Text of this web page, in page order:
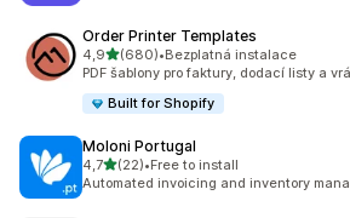
Order Printer Templates
4,9z 5 hvězd
(680)
Celkový počet recenzí: 680
•Bezplatná instalace
PDF šablony pro faktury, dodací listy a
Built for Shopify
Moloni Portugal
4,7z 5 hvězd
(22)
Celkový počet recenzí: 22
•Free to install
Automated invoicing and inventory